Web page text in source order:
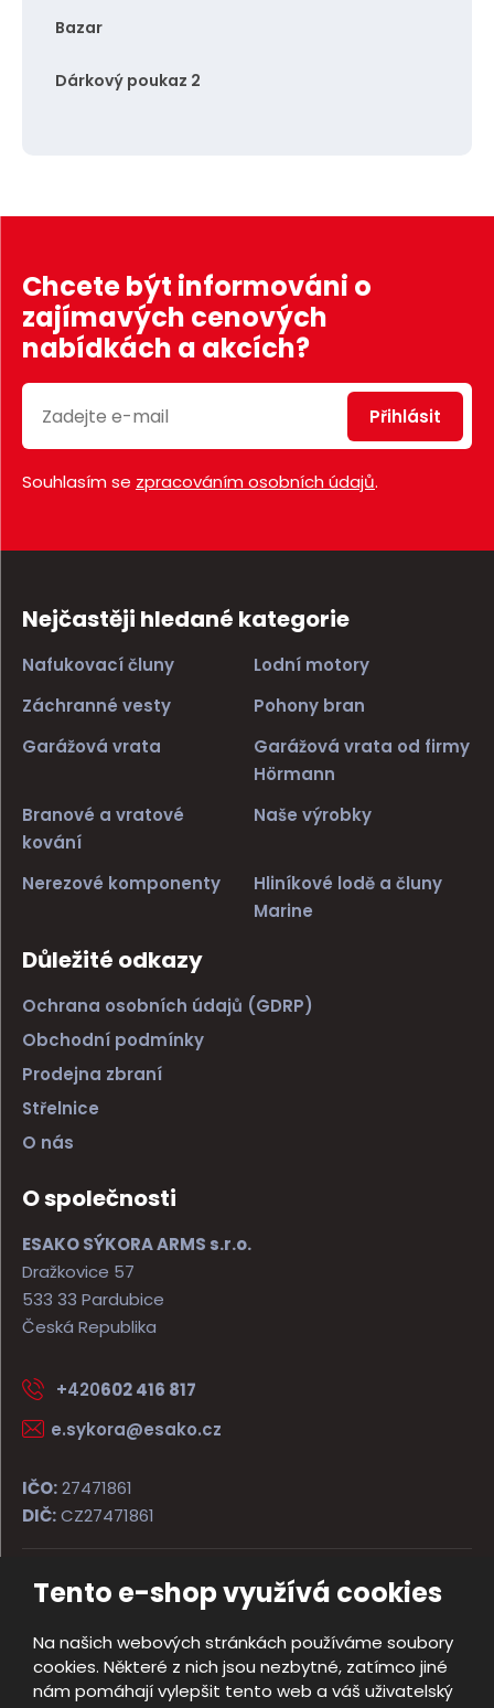
Tento e-shop využívá cookies
Na našich webových stránkách používáme soubory
cookies. Některé z nich jsou nezbytné, zatímco jiné
nám pomáhají vylepšit tento web a váš uživatelský
Bazar
Dárkový poukaz 2
Chcete být informováni o
zajímavých cenových
nabídkách a akcích?
Přihlásit
Souhlasím se zpracováním osobních údajů.
Nejčastěji hledané kategorie
Nafukovací čluny
Lodní motory
Záchranné vesty
Pohony bran
Garážová vrata
Garážová vrata od firmy
Hörmann
Branové a vratové
kování
Naše výrobky
Nerezové komponenty
Hliníkové lodě a čluny
Marine
Důležité odkazy
Ochrana osobních údajů (GDRP)
Obchodní podmínky
Prodejna zbraní
Střelnice
O nás
O společnosti
ESAKO SÝKORA ARMS s.r.o.
Dražkovice 57
533 33 Pardubice
Česká Republika
+420602 416 817
e.sykora@esako.cz
IČO:27471861
DIČ:CZ27471861
© 2026, ESAKO SÝKORA ARMS s.r.o.
Mapa stránek